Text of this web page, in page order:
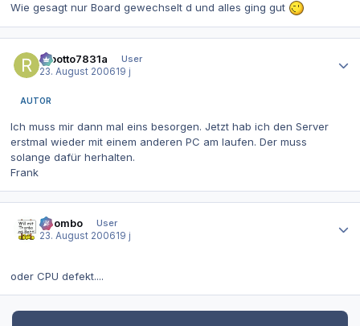
Wie gesagt nur Board gewechselt d und alles ging gut
robotto7831a
User
23. August 200619 j
AUTOR
Ich muss mir dann mal eins besorgen. Jetzt hab ich den Server
erstmal wieder mit einem anderen PC am laufen. Der muss
solange dafür herhalten.
Frank
Thombo
User
23. August 200619 j
oder CPU defekt....